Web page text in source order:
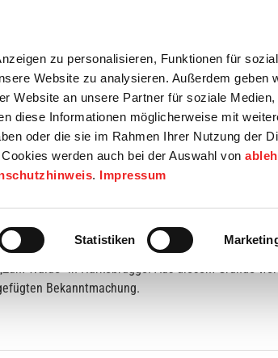
zu personalisieren, Funktionen für
Website zu analysieren. Außerdem geben
Website an unsere Partner für soziale Medien,
diese Informationen möglicherweise mit
oder die sie im Rahmen Ihrer Nutzung der
werden auch bei der Auswahl von
. Impressum
Statistiken
/ Wohnen Bildung / Soziales Touristik /
Walde“ in Harkebrügge. Aus diesem Grunde
Bekanntmachung.